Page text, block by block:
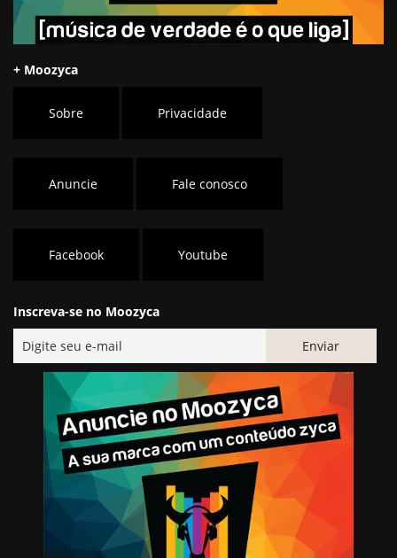
+ Moozyca
Sobre Privacidade
Anuncie Fale conosco
Facebook Youtube
Inscreva-se no Moozyca